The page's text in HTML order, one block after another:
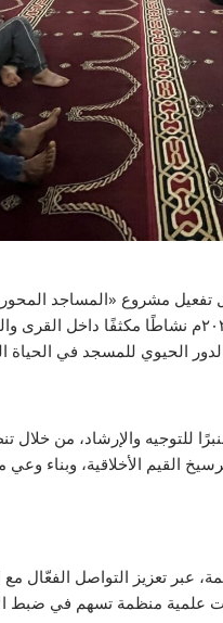
تفعيل مشروع «المساجد
الجمهورية، حيث شهد يوم الخميس الموافق ٢٩ من إبريل
الحيوي للمسجد في الحياة
للتوجيه والإرشاد، من
القيم الأخلاقية، وبناء
عبر تعزيز التواصل الفعّال مع
منظمة تسهم في ضبط